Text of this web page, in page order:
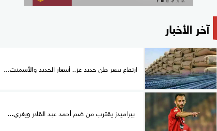
آخر الأخبار
ارتفاع سعر طن حديد عز.. أسعار الحديد والأسمنت...
بيراميدز يقترب من ضم أحمد عبد القادر ويغري...